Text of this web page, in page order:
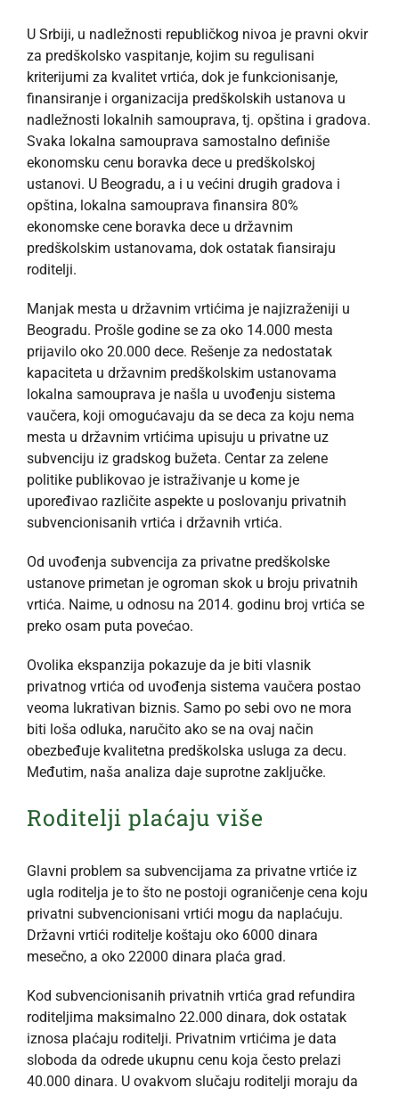
U Srbiji, u nadležnosti republičkog nivoa je pravni okvir
za predškolsko vaspitanje, kojim su regulisani
kriterijumi za kvalitet vrtića, dok je funkcionisanje,
finansiranje i organizacija predškolskih ustanova u
nadležnosti lokalnih samouprava, tj. opština i gradova.
Svaka lokalna samouprava samostalno definiše
ekonomsku cenu boravka dece u predškolskoj
ustanovi. U Beogradu, a i u većini drugih gradova i
opština, lokalna samouprava finansira 80%
ekonomske cene boravka dece u državnim
predškolskim ustanovama, dok ostatak fiansiraju
roditelji.
Manjak mesta u državnim vrtićima je najizraženiji u
Beogradu. Prošle godine se za oko 14.000 mesta
prijavilo oko 20.000 dece. Rešenje za nedostatak
kapaciteta u državnim predškolskim ustanovama
lokalna samouprava je našla u uvođenju sistema
vaučera, koji omogućavaju da se deca za koju nema
mesta u državnim vrtićima upisuju u privatne uz
subvenciju iz gradskog bužeta. Centar za zelene
politike publikovao je istraživanje u kome je
upoređivao različite aspekte u poslovanju privatnih
subvencionisanih vrtića i državnih vrtića.
Od uvođenja subvencija za privatne predškolske
ustanove primetan je ogroman skok u broju privatnih
vrtića. Naime, u odnosu na 2014. godinu broj vrtića se
preko osam puta povećao.
Ovolika ekspanzija pokazuje da je biti vlasnik
privatnog vrtića od uvođenja sistema vaučera postao
veoma lukrativan biznis. Samo po sebi ovo ne mora
biti loša odluka, naručito ako se na ovaj način
obezbeđuje kvalitetna predškolska usluga za decu.
Međutim, naša analiza daje suprotne zaključke.
Roditelji plaćaju više
Glavni problem sa subvencijama za privatne vrtiće iz
ugla roditelja je to što ne postoji ograničenje cena koju
privatni subvencionisani vrtići mogu da naplaćuju.
Državni vrtići roditelje koštaju oko 6000 dinara
mesečno, a oko 22000 dinara plaća grad.
Kod subvencionisanih privatnih vrtića grad refundira
roditeljima maksimalno 22.000 dinara, dok ostatak
iznosa plaćaju roditelji. Privatnim vrtićima je data
sloboda da odrede ukupnu cenu koja često prelazi
40.000 dinara. U ovakvom slučaju roditelji moraju da